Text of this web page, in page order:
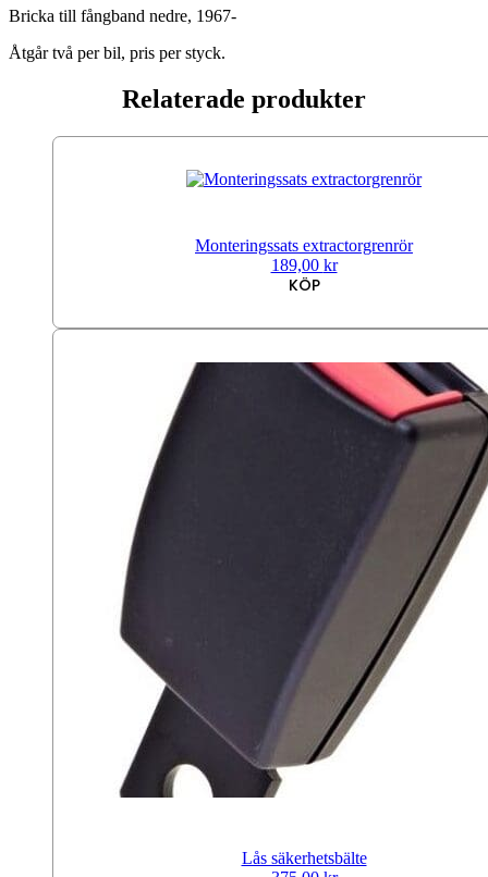
Bricka till fångband nedre, 1967-
Åtgår två per bil, pris per styck.
Relaterade produkter
Monteringssats extractorgrenrör
189,00 kr
KÖP
Lås säkerhetsbälte